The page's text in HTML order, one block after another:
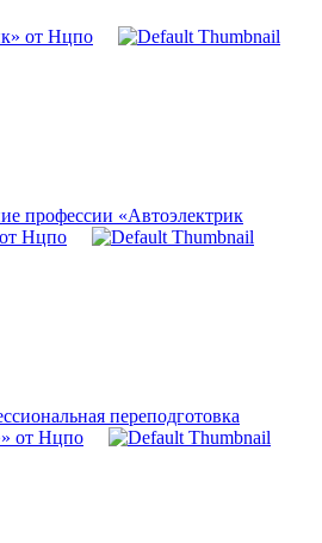
от Нцпо
профессии «Автоэлектрик
Нцпо
переподготовка
от Нцпо